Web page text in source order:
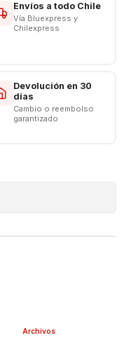
Envíos a todo Chile
Vía Bluexpress y
Chilexpress
Devolución en 30
días
Cambio o reembolso
garantizado
Archivos